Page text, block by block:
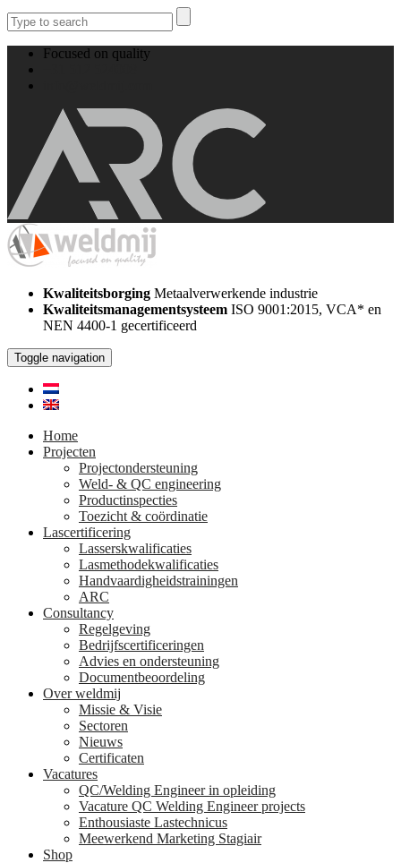
Focused on quality
Kwaliteitsborging Metaalverwerkende industrie
Kwaliteitsmanagementsysteem ISO 9001:2015, VCA* en
NEN 4400-1 gecertificeerd
Toggle navigation
Home
Projecten
Projectondersteuning
Weld- & QC engineering
Productinspecties
Toezicht & coördinatie
Lascertificering
Lasserskwalificaties
Lasmethodekwalificaties
Handvaardigheidstrainingen
ARC
Consultancy
Regelgeving
Bedrijfscertificeringen
Advies en ondersteuning
Documentbeoordeling
Over weldmij
Missie & Visie
Sectoren
Nieuws
Certificaten
Vacatures
QC/Welding Engineer in opleiding
Vacature QC Welding Engineer projects
Enthousiaste Lastechnicus
Meewerkend Marketing Stagiair
Shop